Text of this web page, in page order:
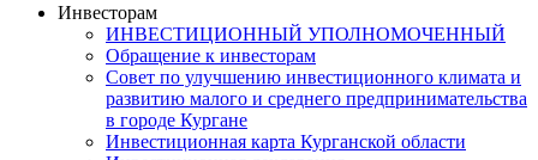
Инвесторам
ИНВЕСТИЦИОННЫЙ УПОЛНОМОЧЕННЫЙ
Обращение к инвесторам
Совет по улучшению инвестиционного климата и
развитию малого и среднего предпринимательства
в городе Кургане
Инвестиционная карта Курганской области